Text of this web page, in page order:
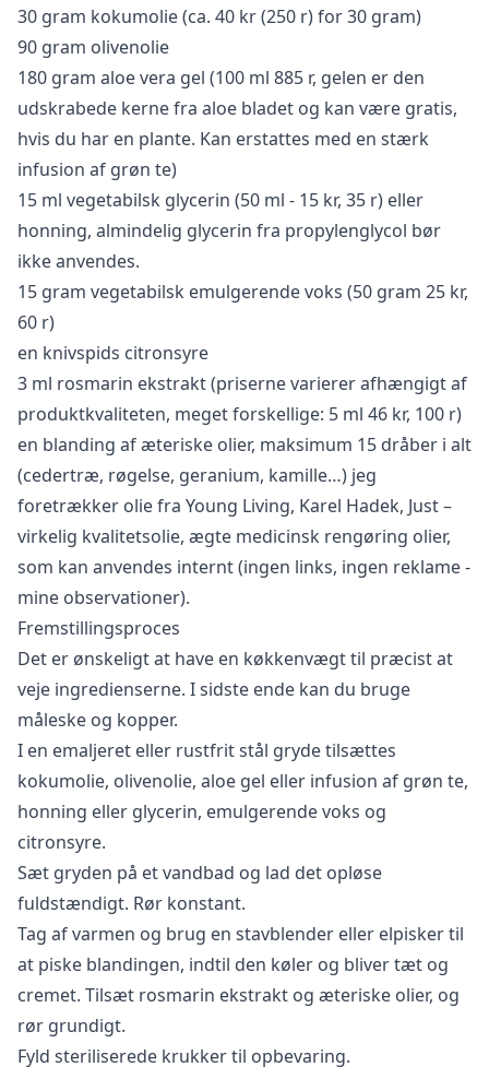
30 gram kokumolie (ca. 40 kr (250 r) for 30 gram)
90 gram olivenolie
180 gram aloe vera gel (100 ml 885 r, gelen er den
udskrabede kerne fra aloe bladet og kan være gratis,
hvis du har en plante. Kan erstattes med en stærk
infusion af grøn te)
15 ml vegetabilsk glycerin (50 ml - 15 kr, 35 r) eller
honning, almindelig glycerin fra propylenglycol bør
ikke anvendes.
15 gram vegetabilsk emulgerende voks (50 gram 25 kr,
60 r)
en knivspids citronsyre
3 ml rosmarin ekstrakt (priserne varierer afhængigt af
produktkvaliteten, meget forskellige: 5 ml 46 kr, 100 r)
en blanding af æteriske olier, maksimum 15 dråber i alt
(cedertræ, røgelse, geranium, kamille…) jeg
foretrækker olie fra Young Living, Karel Hadek, Just –
virkelig kvalitetsolie, ægte medicinsk rengøring olier,
som kan anvendes internt (ingen links, ingen reklame -
mine observationer).
Fremstillingsproces
Det er ønskeligt at have en køkkenvægt til præcist at
veje ingredienserne. I sidste ende kan du bruge
måleske og kopper.
I en emaljeret eller rustfrit stål gryde tilsættes
kokumolie, olivenolie, aloe gel eller infusion af grøn te,
honning eller glycerin, emulgerende voks og
citronsyre.
Sæt gryden på et vandbad og lad det opløse
fuldstændigt. Rør konstant.
Tag af varmen og brug en stavblender eller elpisker til
at piske blandingen, indtil den køler og bliver tæt og
cremet. Tilsæt rosmarin ekstrakt og æteriske olier, og
rør grundigt.
Fyld steriliserede krukker til opbevaring.